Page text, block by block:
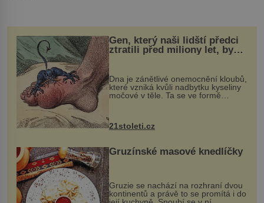
Gen, který naši lidští předci
ztratili před miliony let, by
mohl pomoci s léčbou
„nemoci králů“
Dna je zánětlivé onemocnění kloubů,
které vzniká kvůli nadbytku kyseliny
močové v těle. Ta se ve formě
nohou, a způsobuje bole...
21stoleti.cz
Gruzínské masové knedlíčky
Gruzie se nachází na rozhraní dvou
kontinentů a právě to se promítá i do